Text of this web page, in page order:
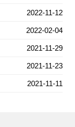
2022-11-12
2022-02-04
2021-11-29
2021-11-23
2021-11-11